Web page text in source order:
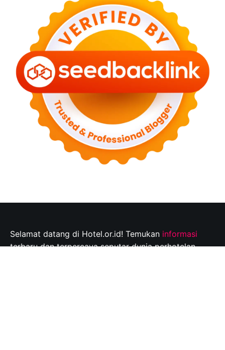
Selamat datang di Hotel.or.id! Temukan informasi
terbaru dan terpercaya seputar dunia perhotelan,